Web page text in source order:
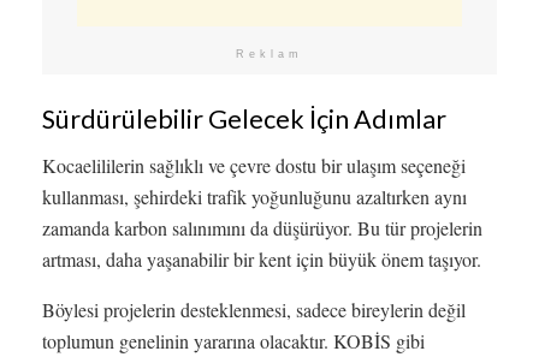
Reklam
Sürdürülebilir Gelecek İçin Adımlar
Kocaelililerin sağlıklı ve çevre dostu bir ulaşım seçeneği
kullanması, şehirdeki trafik yoğunluğunu azaltırken aynı
zamanda karbon salınımını da düşürüyor. Bu tür projelerin
artması, daha yaşanabilir bir kent için büyük önem taşıyor.
Böylesi projelerin desteklenmesi, sadece bireylerin değil
toplumun genelinin yararına olacaktır. KOBİS gibi